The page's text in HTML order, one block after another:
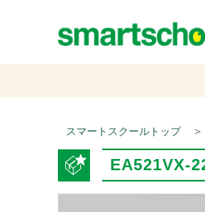
スマートスクールトップ ＞
EA521VX-